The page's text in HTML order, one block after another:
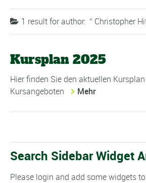
1 result forauthor: Christopher
Kursplan 2025
Hier finden Sie den aktuellen
Kursangeboten
Mehr
Search Sidebar Widget
Please login and add some widgets